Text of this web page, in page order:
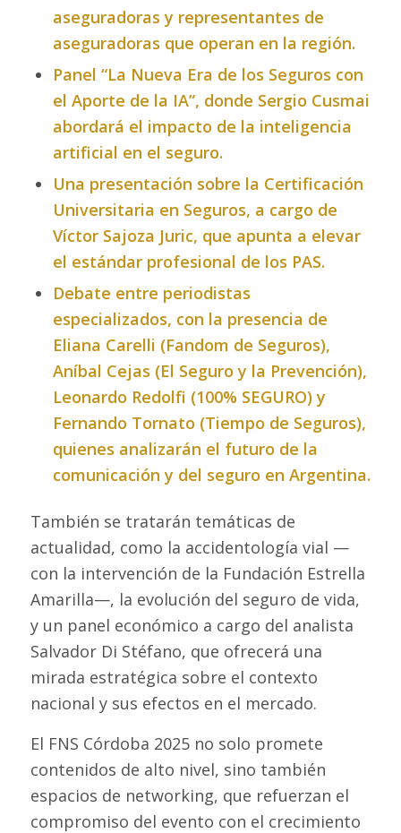
aseguradoras y representantes de
aseguradoras que operan en la región.
Panel “La Nueva Era de los Seguros con
el Aporte de la IA”, donde Sergio Cusmai
abordará el impacto de la inteligencia
artificial en el seguro.
Una presentación sobre la Certificación
Universitaria en Seguros, a cargo de
Víctor Sajoza Juric, que apunta a elevar
el estándar profesional de los PAS.
Debate entre periodistas
especializados, con la presencia de
Eliana Carelli (Fandom de Seguros),
Aníbal Cejas (El Seguro y la Prevención),
Leonardo Redolfi (100% SEGURO) y
Fernando Tornato (Tiempo de Seguros),
quienes analizarán el futuro de la
comunicación y del seguro en Argentina.
También se tratarán temáticas de
actualidad, como la accidentología vial —
con la intervención de la Fundación Estrella
Amarilla—, la evolución del seguro de vida,
y un panel económico a cargo del analista
Salvador Di Stéfano, que ofrecerá una
mirada estratégica sobre el contexto
nacional y sus efectos en el mercado.
El FNS Córdoba 2025 no solo promete
contenidos de alto nivel, sino también
espacios de networking, que refuerzan el
compromiso del evento con el crecimiento